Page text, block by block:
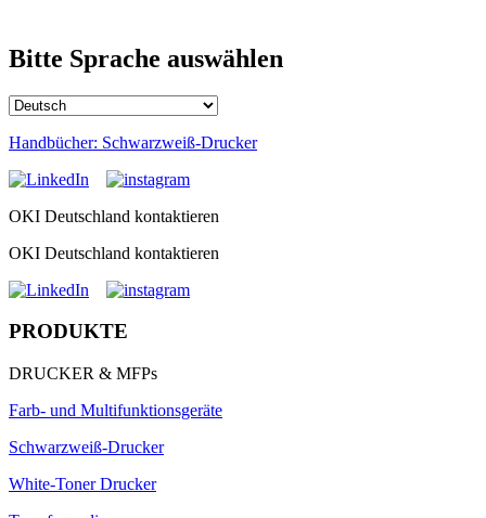
Bitte Sprache auswählen
Handbücher: Schwarzweiß-Drucker
OKI Deutschland kontaktieren
OKI Deutschland kontaktieren
PRODUKTE
DRUCKER & MFPs
Farb- und Multifunktionsgeräte
Schwarzweiß-Drucker
White-Toner Drucker